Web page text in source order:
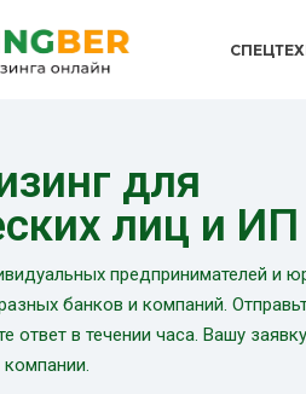
для
лиц и ИП
предпринимателей и
банков и компаний.
ответ в течении часа. Вашу